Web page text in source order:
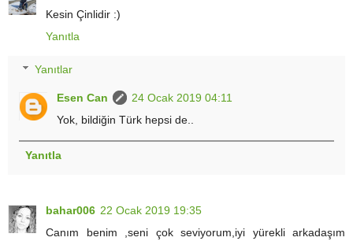
Kesin Çinlidir :)
Yanıtla
Yanıtlar
Esen Can
24 Ocak 2019 04:11
Yok, bildiğin Türk hepsi de..
Yanıtla
bahar006 22 Ocak 2019 19:35
Canım benim ,seni çok seviyorum,iyi yürekli arkadaşım